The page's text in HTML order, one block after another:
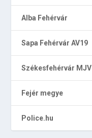
Alba Fehérvár
Sapa Fehérvár AV19
Székesfehérvár MJV
Fejér megye
Police.hu